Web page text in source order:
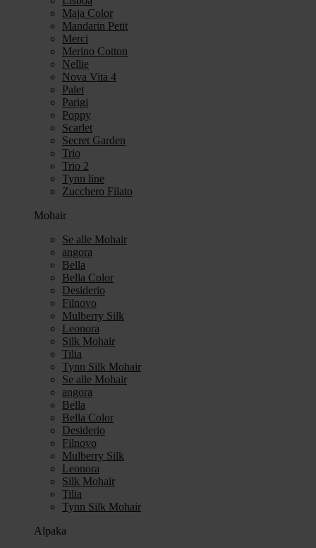
Maja Color
Mandarin Petit
Merci
Merino Cotton
Nellie
Nova Vita 4
Palet
Parigi
Poppy
Scarlet
Secret Garden
Trio
Trio 2
Tynn line
Zucchero Filato
Mohair
Se alle Mohair
angora
Bella
Bella Color
Desiderio
Filnovo
Mulberry Silk
Leonora
Silk Mohair
Tilia
Tynn Silk Mohair
Se alle Mohair
angora
Bella
Bella Color
Desiderio
Filnovo
Mulberry Silk
Leonora
Silk Mohair
Tilia
Tynn Silk Mohair
Alpaka